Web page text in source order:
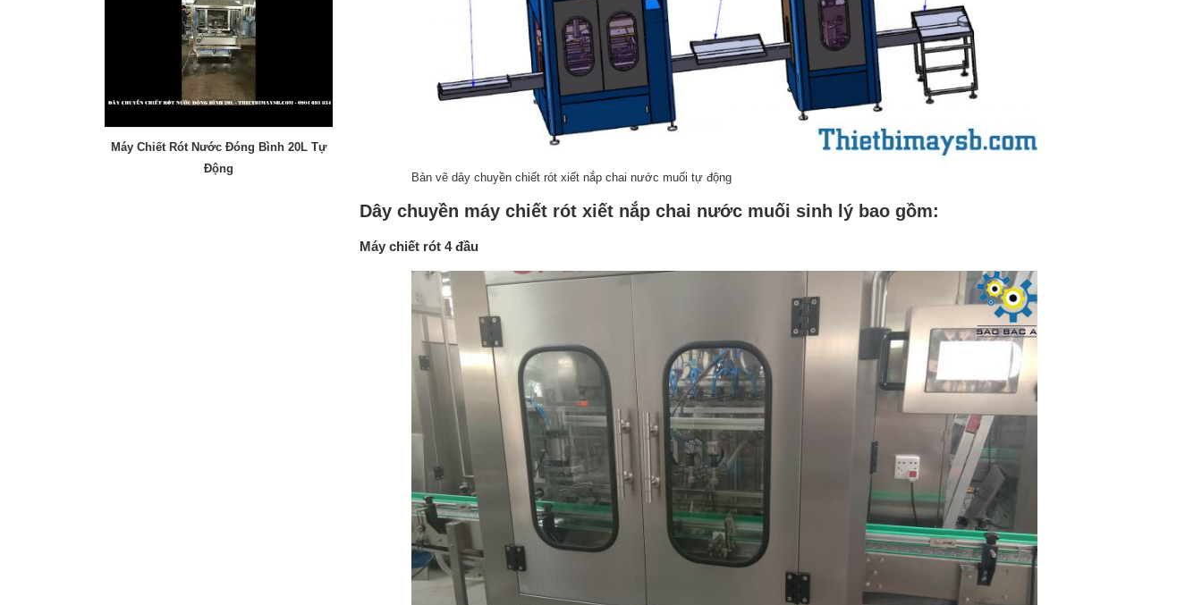
Bản vẽ dây chuyền chiết rót xiết nắp chai nước muối tự động
Dây chuyền máy chiết rót xiết nắp chai nước muối sinh lý bao gồm:
Máy chiết rót 4 đầu
Máy Chiết Rót Nước Đóng Bình 20L Tự
Động